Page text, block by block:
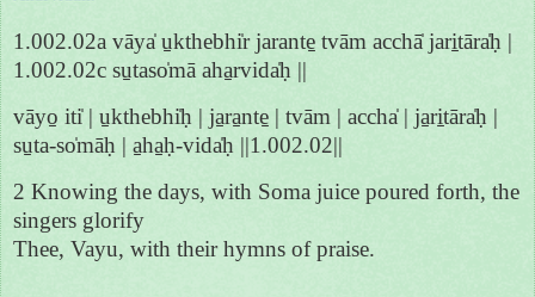
1.002.02a vāya̍ u̱kthebhi̍r jarante̱ tvām acchā̍ jari̱tāra̍ḥ |
1.002.02c su̱taso̍mā aha̱rvida̍ḥ ||
vāyo̱ iti̍ | u̱kthebhi̍ḥ | ja̱ra̱nte̱ | tvām | accha̍ | ja̱ri̱tāra̍ḥ |
su̱ta-so̍māḥ | a̱ha̱ḥ-vida̍ḥ ||1.002.02||
2 Knowing the days, with Soma juice poured forth, the
singers glorify
Thee, Vayu, with their hymns of praise.